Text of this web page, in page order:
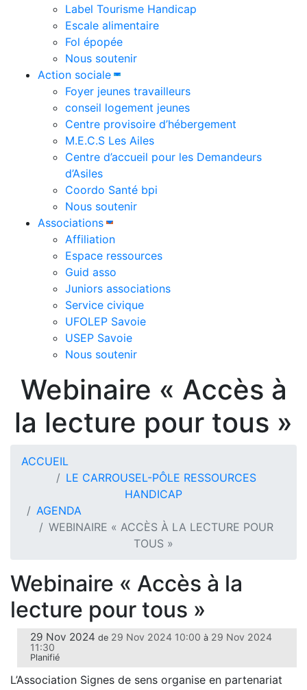
Label Tourisme Handicap
Escale alimentaire
Fol épopée
Nous soutenir
Action sociale
Foyer jeunes travailleurs
conseil logement jeunes
Centre provisoire d’hébergement
M.E.C.S Les Ailes
Centre d’accueil pour les Demandeurs
d’Asiles
Coordo Santé bpi
Nous soutenir
Associations
Affiliation
Espace ressources
Guid asso
Juniors associations
Service civique
UFOLEP Savoie
USEP Savoie
Nous soutenir
Webinaire « Accès à
la lecture pour tous »
ACCUEIL
LE CARROUSEL-PÔLE RESSOURCES
HANDICAP
AGENDA
WEBINAIRE « ACCÈS À LA LECTURE POUR
TOUS »
Webinaire « Accès à la
lecture pour tous »
29 Nov 2024 de 29 Nov 2024 10:00 à 29 Nov 2024
11:30
Planifié
L’Association Signes de sens organise en partenariat